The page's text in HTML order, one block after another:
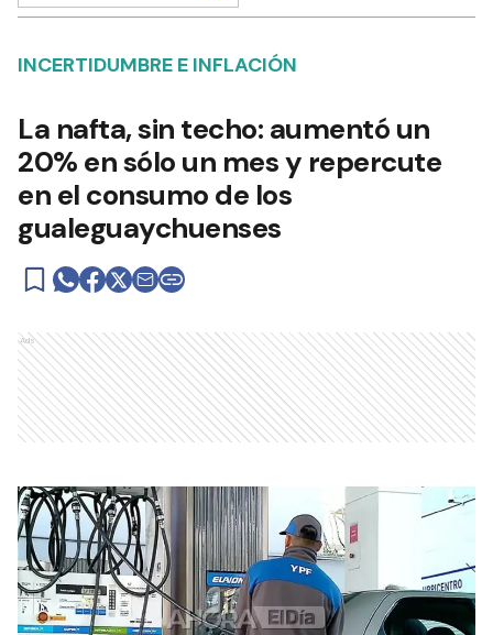
INCERTIDUMBRE E INFLACIÓN
La nafta, sin techo: aumentó un
20% en sólo un mes y repercute
en el consumo de los
gualeguaychuenses
Ads